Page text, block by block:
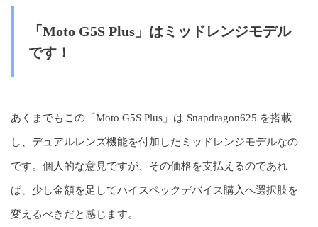
「Moto G5S Plus」はミッドレンジモデル
です！
あくまでもこの「Moto G5S Plus」は Snapdragon625 を搭載
し、デュアルレンズ機能を付加したミッドレンジモデルなの
です。個人的な意見ですが、その価格を支払えるのであれ
ば、少し金額を足してハイスペックデバイス購入へ選択肢を
変えるべきだと感じます。